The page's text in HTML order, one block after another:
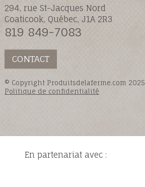
294, rue St-Jacques Nord
Coaticook, Québec, J1A 2R3
819 849-7083
CONTACT
© Copyright Produitsdelaferme.com 2025
Politique de confidentialité
En partenariat avec :